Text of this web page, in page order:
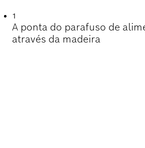
1
A ponta do parafuso de
através da madeira